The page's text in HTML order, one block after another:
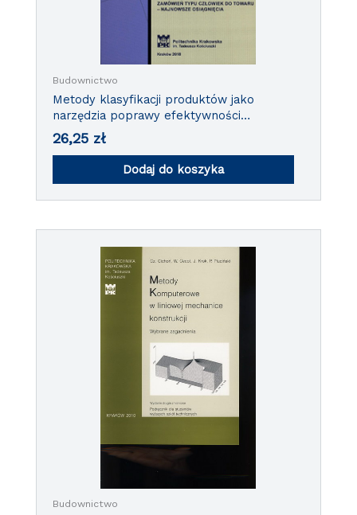
Budownictwo
Metody klasyfikacji produktów jako
narzędzia poprawy efektywności
kompletacji zamówień typu człowiek do
towaru – najnowsze osiągnięcia
26,25 zł
Dodaj do koszyka
Budownictwo